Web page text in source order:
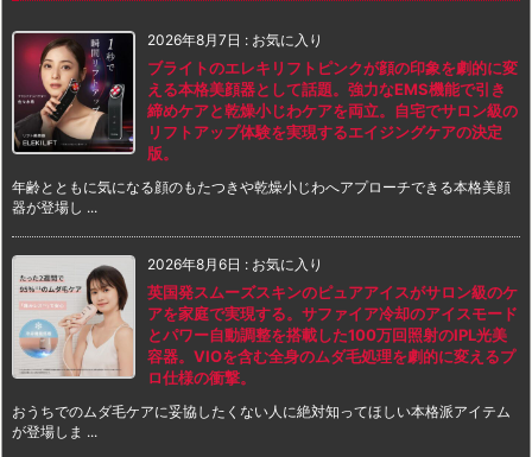
2026年8月7日 : お気に入り
ブライトのエレキリフトピンクが顔の印象を劇的に変
える本格美顔器として話題。強力なEMS機能で引き
締めケアと乾燥小じわケアを両立。自宅でサロン級の
リフトアップ体験を実現するエイジングケアの決定
版。
年齢とともに気になる顔のもたつきや乾燥小じわへアプローチできる本格美顔
器が登場し ...
2026年8月6日 : お気に入り
英国発スムーズスキンのピュアアイスがサロン級のケ
アを家庭で実現する。サファイア冷却のアイスモード
とパワー自動調整を搭載した100万回照射のIPL光美
容器。VIOを含む全身のムダ毛処理を劇的に変えるプ
ロ仕様の衝撃。
おうちでのムダ毛ケアに妥協したくない人に絶対知ってほしい本格派アイテム
が登場しま ...